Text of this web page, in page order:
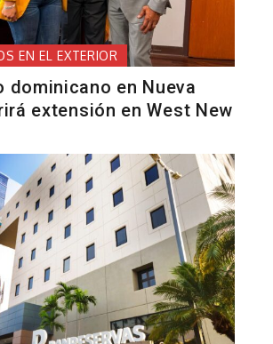
EN EL EXTERIOR
dominicano en Nueva
extensión en West New